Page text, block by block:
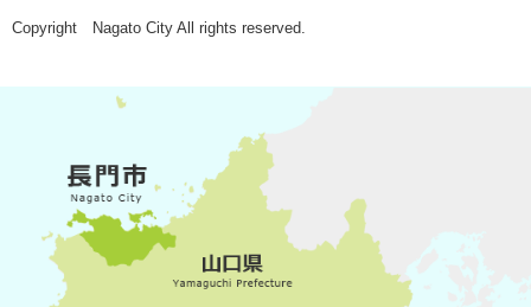
Copyright Nagato City All rights reserved.